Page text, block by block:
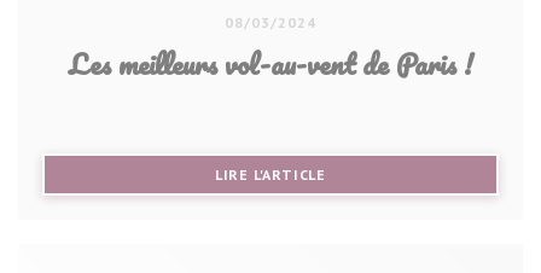
08/03/2024
Les meilleurs vol-au-vent de Paris !
LIRE L'ARTICLE